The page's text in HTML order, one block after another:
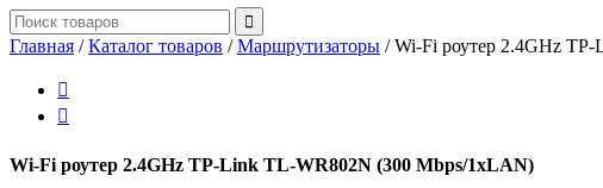
Главная /Каталог товаров /Маршрутизаторы /Wi-Fi роутер 2.4GHz


Wi-Fi роутер 2.4GHz TP-Link TL-WR802N (300 Mbps/1xLAN)